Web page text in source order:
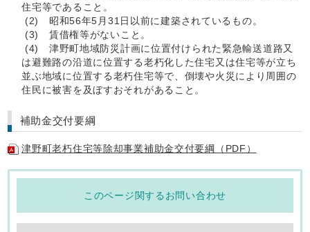
住宅等であること。
(2) 昭和56年5月31日以前に建築されているもの。
(3) 賃借権等がないこと。
(4) 津野町地域防災計画に位置付けられた緊急輸送道路又
は避難路の沿道に位置する老朽化した住宅又は住宅等が立ち
並ぶ地域に位置する老朽住宅等で、倒壊や火災により周囲の
住民に被害を及ぼすおそれがあること。
補助金交付要綱
津野町老朽住宅等除却事業補助金交付要綱（PDF）
このページ関するお問い合わせ